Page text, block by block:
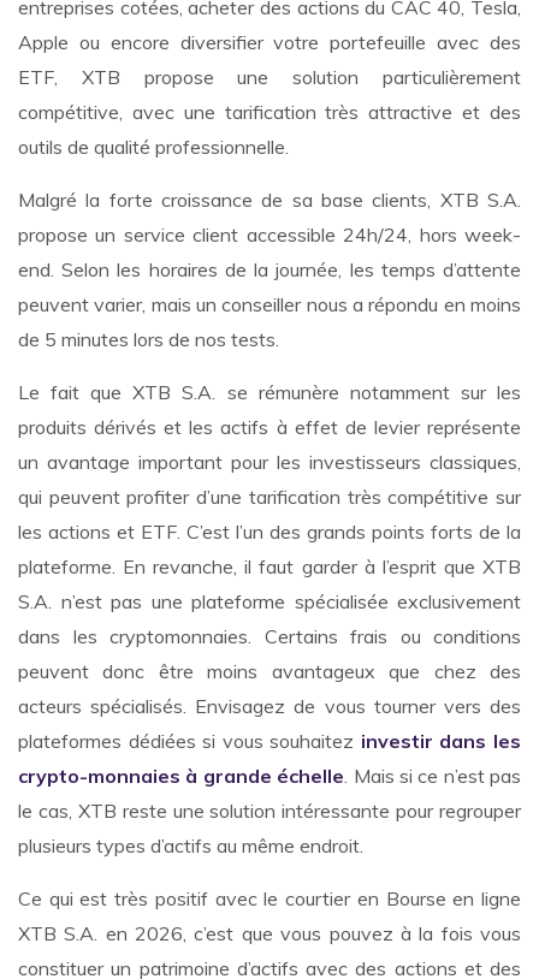
entreprises cotées, acheter des actions du CAC 40, Tesla,
Apple ou encore diversifier votre portefeuille avec des
ETF, XTB propose une solution particulièrement
compétitive, avec une tarification très attractive et des
outils de qualité professionnelle.
Malgré la forte croissance de sa base clients, XTB S.A.
propose un service client accessible 24h/24, hors week-
end. Selon les horaires de la journée, les temps d’attente
peuvent varier, mais un conseiller nous a répondu en moins
de 5 minutes lors de nos tests.
Le fait que XTB S.A. se rémunère notamment sur les
produits dérivés et les actifs à effet de levier représente
un avantage important pour les investisseurs classiques,
qui peuvent profiter d’une tarification très compétitive sur
les actions et ETF. C’est l’un des grands points forts de la
plateforme. En revanche, il faut garder à l’esprit que XTB
S.A. n’est pas une plateforme spécialisée exclusivement
dans les cryptomonnaies. Certains frais ou conditions
peuvent donc être moins avantageux que chez des
acteurs spécialisés. Envisagez de vous tourner vers des
plateformes dédiées si vous souhaitez investir dans les
crypto-monnaies à grande échelle Mais si ce n’est pas
le cas, XTB reste une solution intéressante pour regrouper
plusieurs types d’actifs au même endroit.
Ce qui est très positif avec le courtier en Bourse en ligne
XTB S.A. en 2026, c’est que vous pouvez à la fois vous
constituer un patrimoine d’actifs avec des actions et des